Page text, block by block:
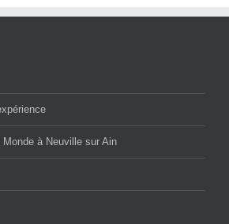
Monde à Neuville sur Ain